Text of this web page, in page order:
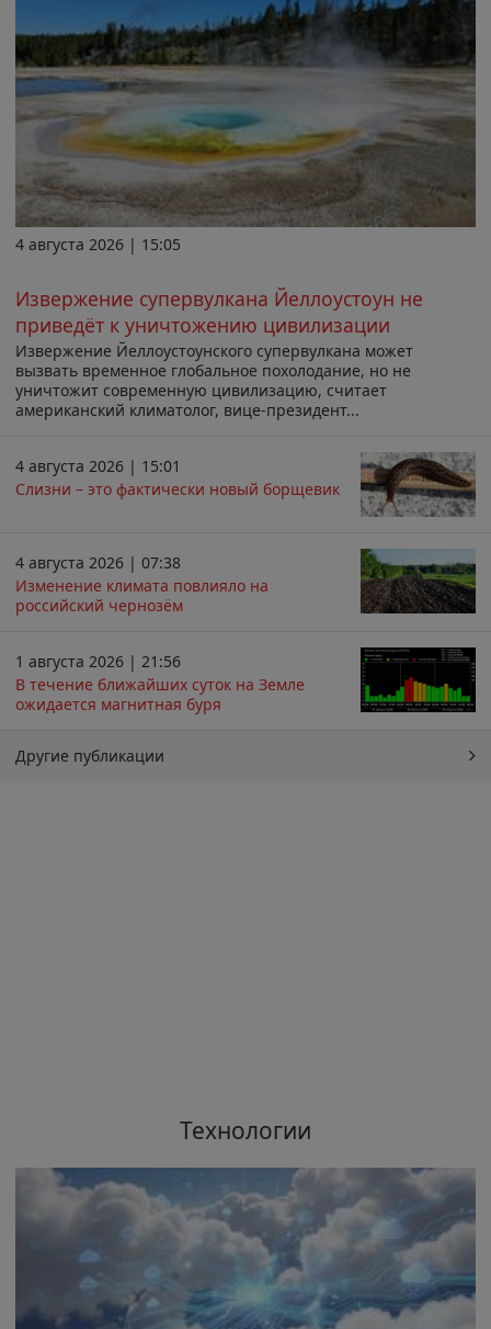
4 августа 2026 | 15:05
Извержение супервулкана Йеллоустоун не
приведёт к уничтожению цивилизации
Извержение Йеллоустоунского супервулкана может
вызвать временное глобальное похолодание, но не
уничтожит современную цивилизацию, считает
американский климатолог, вице-президент...
4 августа 2026 | 15:01
Слизни – это фактически новый борщевик
4 августа 2026 | 07:38
Изменение климата повлияло на
российский чернозём
1 августа 2026 | 21:56
В течение ближайших суток на Земле
ожидается магнитная буря
Другие публикации
Технологии